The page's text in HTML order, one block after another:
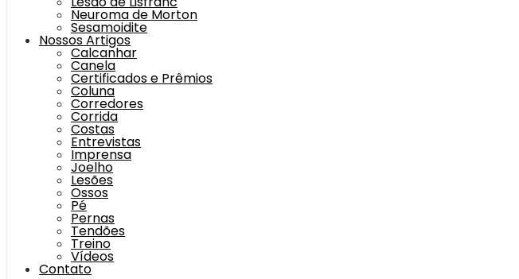
Neuroma de Morton
Sesamoidite
Nossos Artigos
Calcanhar
Canela
Certificados e Prêmios
Coluna
Corredores
Corrida
Costas
Entrevistas
Imprensa
Joelho
Lesões
Ossos
Pé
Pernas
Tendões
Treino
Vídeos
Contato